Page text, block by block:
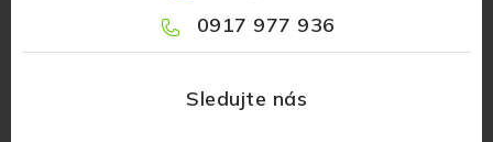
0917 977 936